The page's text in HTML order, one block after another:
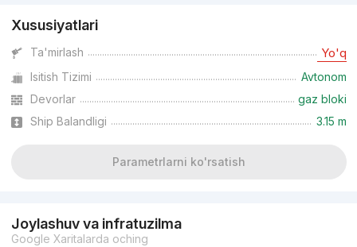
Xususiyatlari
Ta'mirlash Yo'q
Isitish Tizimi
Avtonom
Devorlar
gaz bloki
Ship Balandligi
3.15 m
Parametrlarni ko'rsatish
Joylashuv va infratuzilma
Google Xaritalarda oching